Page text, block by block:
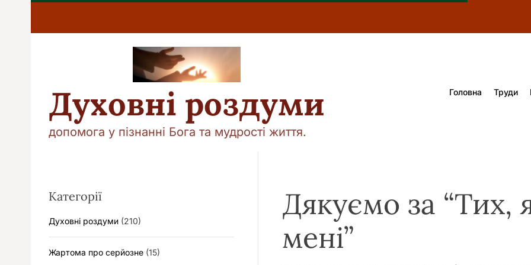
П
р
Духовні роздуми
допомога у пізнанні Бога та мудрості життя.
Головна Труди
Дякуємо за “Тих,
мені”
Категорії
Духовні роздуми (210)
Жартома про серйозне (15)